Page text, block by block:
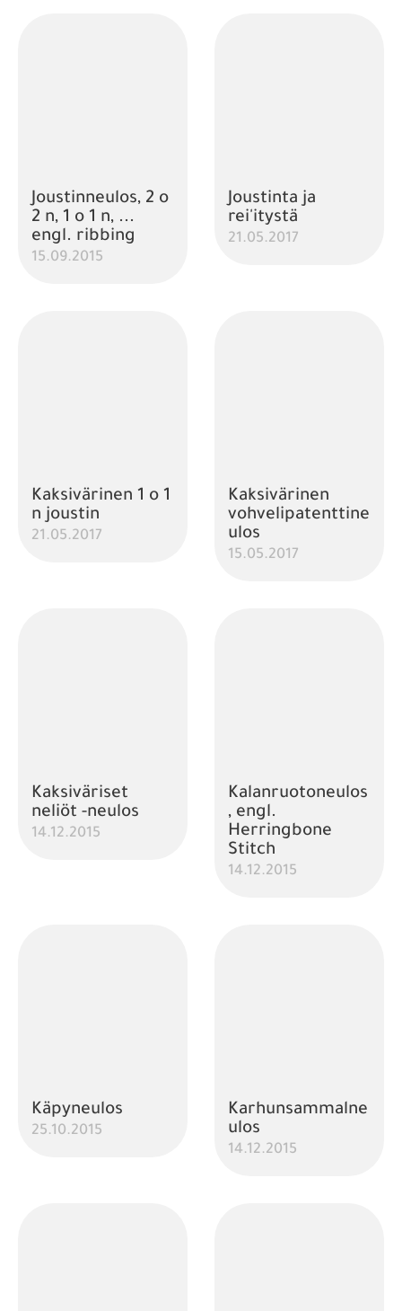
Joustinneulos, 2 o
2 n, 1 o 1 n, ...
engl. ribbing
15.09.2015
Joustinta ja
rei'itystä
21.05.2017
Kaksivärinen 1 o 1
n joustin
21.05.2017
Kaksivärinen
vohvelipatenttine
ulos
15.05.2017
Kaksiväriset
neliöt -neulos
14.12.2015
Kalanruotoneulos
, engl.
Herringbone
Stitch
14.12.2015
Käpyneulos
25.10.2015
Karhunsammalne
ulos
14.12.2015